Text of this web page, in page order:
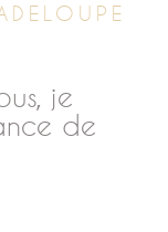
je
de